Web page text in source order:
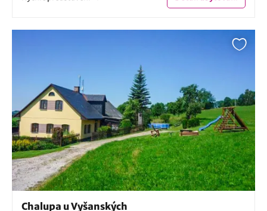
Chalupa u Vyšanských